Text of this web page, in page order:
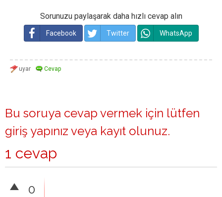
Sorunuzu paylaşarak daha hızlı cevap alın
Facebook Twitter WhatsApp
Bu soruya cevap vermek için lütfen
giriş yapınız veya kayıt olunuz.
1 cevap
0